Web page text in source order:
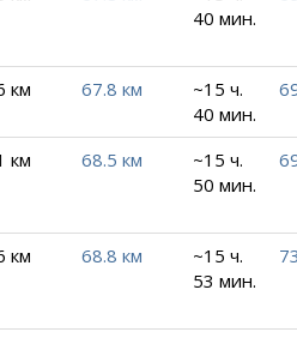
40 мин.
км 67.8 км
~15 ч.
40 мин.
км 68.5 км
~15 ч.
50 мин.
км 68.8 км
~15 ч.
53 мин.